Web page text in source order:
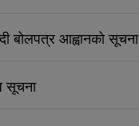
बोलपत्र आह्वानको सूचना
सूचना